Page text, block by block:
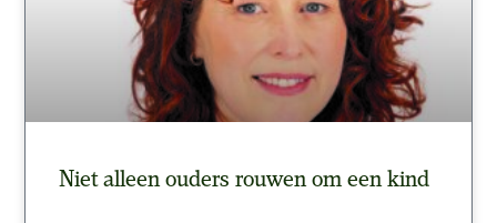
Niet alleen ouders rouwen om een kind